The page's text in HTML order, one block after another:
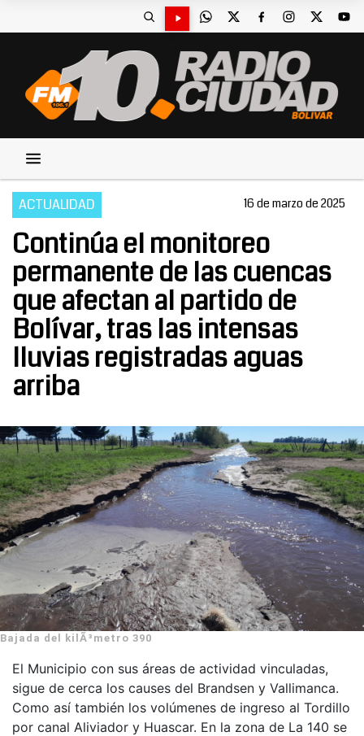
ACTUALIDAD 16 de marzo de 2025
Continúa el monitoreo
permanente de las cuencas
que afectan al partido de
Bolívar, tras las intensas
lluvias registradas aguas
arriba
Bajada del kilÃ³metro 390
El Municipio con sus áreas de actividad vinculadas,
sigue de cerca los causes del Brandsen y Vallimanca.
Como así también los volúmenes de ingreso al Tordillo
por canal Aliviador y Huascar. En la zona de La 140 se